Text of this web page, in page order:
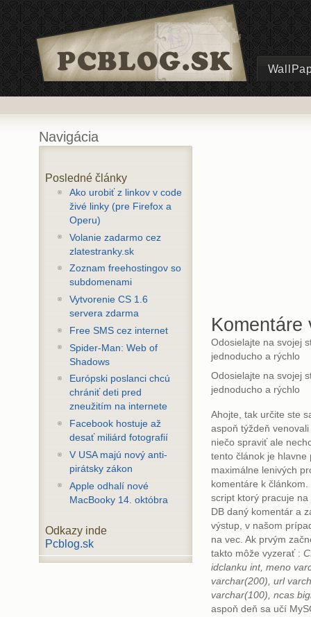
Navigácia
Posledné články
Ako urobiť z linkov v code
živé linky (pre Firefox a
Operu)
Volanie zadarmo cez
zlatestranky.sk
Zoznam freehostingov so
subdomenami
Vytvorenie CS 1.6
servera zdarma
Free SMS cez internet
Spider-Man: Web of
Shadows
Európski poslanci chcú
chrániť deti pred
zneužitím na internete
Facebook hostuje až
desať miliárd fotografií
V USA majú nový anti-
pirátsky zákon
Apple odhalí nové
MacBooky 14. októbra
Odkazy inde
Pcblog.sk
Komentáre
Odosielajte na svojej
jednoducho a rýchlo
Odosielajte na svojej
jednoducho a rýchlo
Ahojte, tak určite ste
aspoň týždeň
niečo spraviť ale
tento článok je
maximálne lenivých
komentáre k
script ktorý pracuje
DB daný komentár a
výstup, v našom
na vec. Ak prvým
takto môže vyzerať :
idclanku int, meno
varchar(200), url
varchar(100), ncas
aspoň deň sa učí